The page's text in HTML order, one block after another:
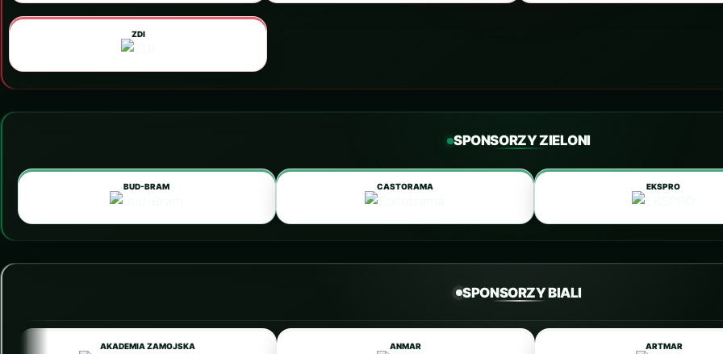
ZDI
SPONSORZY ZIELONI
BUD-BRAM CASTORAMA EKSPRO
SPONSORZY BIALI
AKADEMIA ZAMOJSKA ANMAR ARTMAR